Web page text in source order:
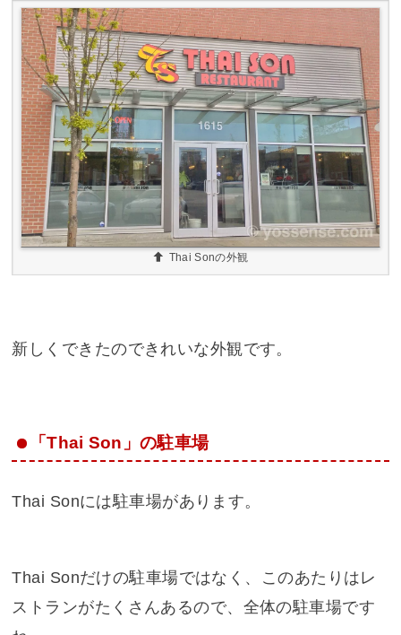
Thai Sonの外観
新しくできたのできれいな外観です。
「Thai Son」の駐車場
Thai Sonには駐車場があります。
Thai Sonだけの駐車場ではなく、このあたりはレ
ストランがたくさんあるので、全体の駐車場です